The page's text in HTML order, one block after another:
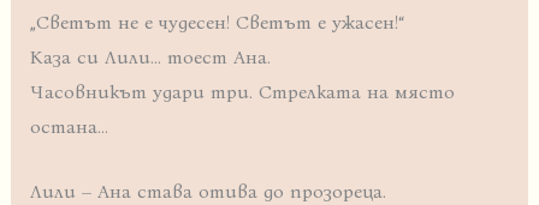
„Светът не е чудесен! Светът е ужасен!“
Каза си Лили… тоест Ана.
Часовникът удари три. Стрелката на място
остана…
Лили – Ана става отива до прозореца.